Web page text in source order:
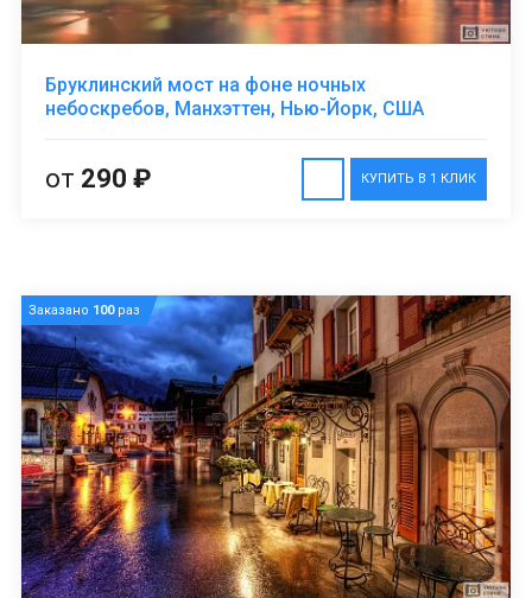
Бруклинский мост на фоне ночных
небоскребов, Манхэттен, Нью-Йорк, США
КУПИТЬ В 1 КЛИК
от 290 ₽
Заказано 100раз